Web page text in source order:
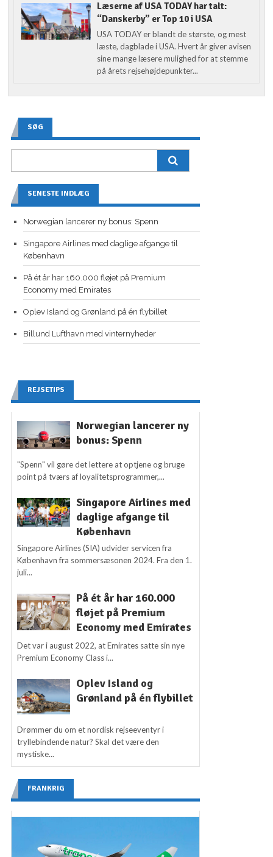
Læserne af USA TODAY har talt:
“Danskerby” er Top 10 i USA
USA TODAY er blandt de største, og mest
læste, dagblade i USA. Hvert år giver avisen
sine mange læsere mulighed for at stemme
på årets rejsehøjdepunkter...
SØG
SENESTE INDLÆG
Norwegian lancerer ny bonus: Spenn
Singapore Airlines med daglige afgange til
København
På ét år har 160.000 fløjet på Premium
Economy med Emirates
Oplev Island og Grønland på én flybillet
Billund Lufthavn med vinternyheder
REJSETIPS
Norwegian lancerer ny
bonus: Spenn
"Spenn" vil gøre det lettere at optjene og bruge
point på tværs af loyalitetsprogrammer,...
Singapore Airlines med
daglige afgange til
København
Singapore Airlines (SIA) udvider servicen fra
København fra sommersæsonen 2024. Fra den 1.
juli...
På ét år har 160.000
fløjet på Premium
Economy med Emirates
Det var i august 2022, at Emirates satte sin nye
Premium Economy Class i...
Oplev Island og
Grønland på én flybillet
Drømmer du om et nordisk rejseeventyr i
tryllebindende natur? Skal det være den
mystiske...
FRANKRIG